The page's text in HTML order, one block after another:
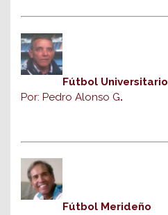
Fútbol Universitario
Por: Pedro Alonso G.
Fútbol Merideño